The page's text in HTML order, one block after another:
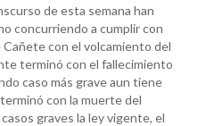
de esta semana han
concurriendo a cumplir con
con el volcamiento del
terminó con el fallecimiento
caso más grave aun tiene
con la muerte del
graves la ley vigente, el